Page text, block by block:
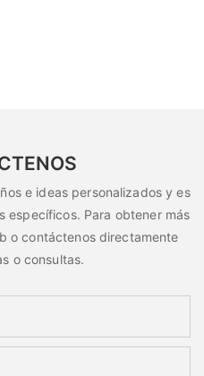
e ideas personalizados y es
específicos. Para obtener más
o contáctenos directamente
o consultas.